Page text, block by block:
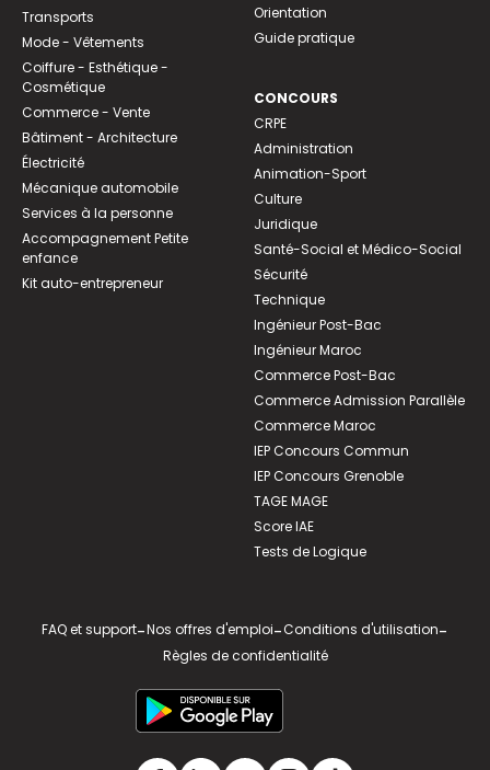
Transports
Mode - Vêtements
Coiffure - Esthétique -
Cosmétique
Commerce - Vente
Bâtiment - Architecture
Électricité
Mécanique automobile
Services à la personne
Accompagnement Petite
enfance
Kit auto-entrepreneur
Orientation
Guide pratique
CONCOURS
CRPE
Administration
Animation-Sport
Culture
Juridique
Santé-Social et Médico-Social
Sécurité
Technique
Ingénieur Post-Bac
Ingénieur Maroc
Commerce Post-Bac
Commerce Admission Parallèle
Commerce Maroc
IEP Concours Commun
IEP Concours Grenoble
TAGE MAGE
Score IAE
Tests de Logique
FAQ et support-Nos offres d'emploi-Conditions d'utilisation-
Règles de confidentialité